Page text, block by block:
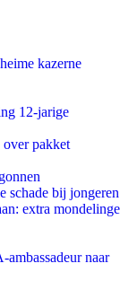
kazerne
12-jarige
over pakket
schade bij jongeren
extra mondelinge
naar